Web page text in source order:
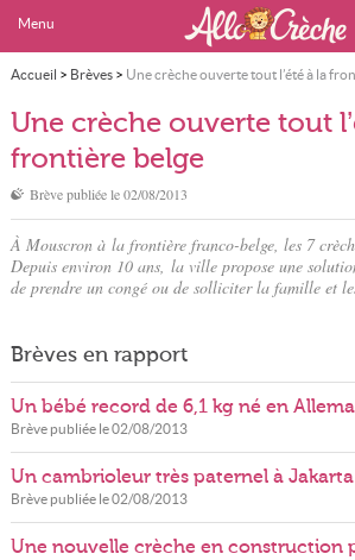
Menu
Accueil > Brèves> Une crèche ouverte tout l’été à la
Une crèche ouverte tout
frontière belge
Brève publiée le02/08/2013
À Mouscron à la frontière franco-belge, les 7
Depuis environ 10 ans, la ville propose une
de prendre un congé ou de solliciter la famille et
Brèves en rapport
Un bébé record de 6,1 kg né en
Brève publiée le02/08/2013
Un cambrioleur très paternel à Jakarta
Brève publiée le02/08/2013
Une nouvelle crèche en construction